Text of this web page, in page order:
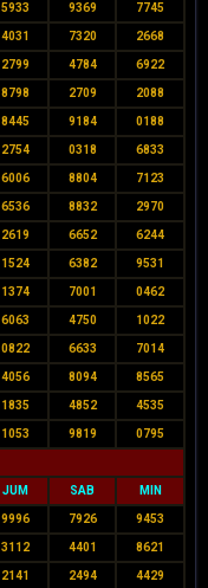
5933 9369 7745
4031 7320 2668
2799 4784 6922
8798 2709 2088
8445 9184 0188
2754 0318 6833
6006 8804 7123
6536 8832 2970
2619 6652 6244
1524 6382 9531
1374 7001 0462
6063 4750 1022
0822 6633 7014
4056 8094 8565
1835 4852 4535
1053 9819 0795
JUM SAB MIN
9996 7926 9453
3112 4401 8621
2141 2494 4429